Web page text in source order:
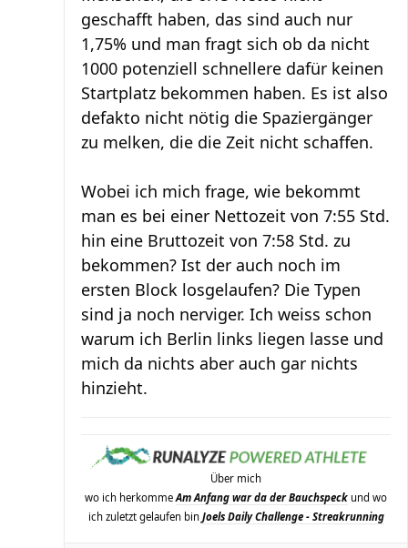
geschafft haben, das sind auch nur
1,75% und man fragt sich ob da nicht
1000 potenziell schnellere dafür keinen
Startplatz bekommen haben. Es ist also
defakto nicht nötig die Spaziergänger
zu melken, die die Zeit nicht schaffen.
Wobei ich mich frage, wie bekommt
man es bei einer Nettozeit von 7:55 Std.
hin eine Bruttozeit von 7:58 Std. zu
bekommen? Ist der auch noch im
ersten Block losgelaufen? Die Typen
sind ja noch nerviger. Ich weiss schon
warum ich Berlin links liegen lasse und
mich da nichts aber auch gar nichts
hinzieht.
Über mich
wo ich herkommeAm Anfang war da der Bauchspeck und wo
ich zuletzt gelaufen bin Joels Daily Challenge - Streakrunning